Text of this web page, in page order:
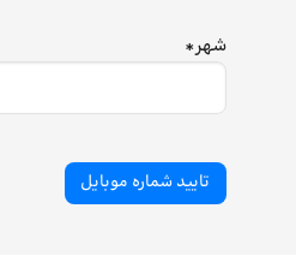
شهر*